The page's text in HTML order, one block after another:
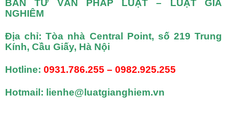
BAN TƯ VẤN PHÁP LUẬT – LUẬT GIA
NGHIÊM
Địa chỉ: Tòa nhà Central Point, số 219 Trung
Kính, Cầu Giấy, Hà Nội
Hotline: 0931.786.255 – 0982.925.255
Hotmail: lienhe@luatgianghiem.vn